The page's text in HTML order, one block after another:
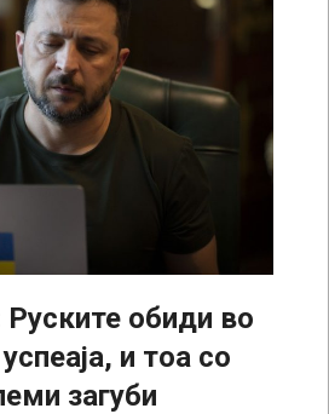
Руските обиди во
и тоа со
загуби